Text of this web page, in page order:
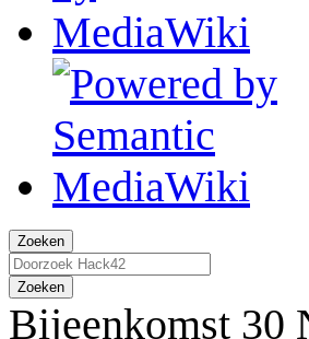
Zoeken
Zoeken
Bijeenkomst 30